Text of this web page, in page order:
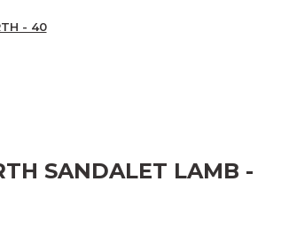
- 40
SANDALET LAMB -